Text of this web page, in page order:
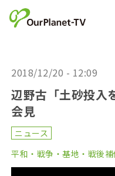
2018/12/20 - 12:09
辺野古「土砂投入
会見
ニュース
平和・戦争・基地・戦後補